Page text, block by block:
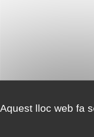
Aquest lloc web fa